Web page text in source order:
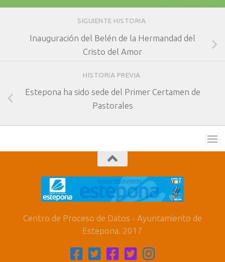
SIGUIENTE HISTORIA
Inauguración del Belén de la Hermandad del
Cristo del Amor
HISTORIA PREVIA
Estepona ha sido sede del Primer Certamen de
Pastorales
Centro de Proceso de Datos - Ayuntamiento de
Estepona. 2017